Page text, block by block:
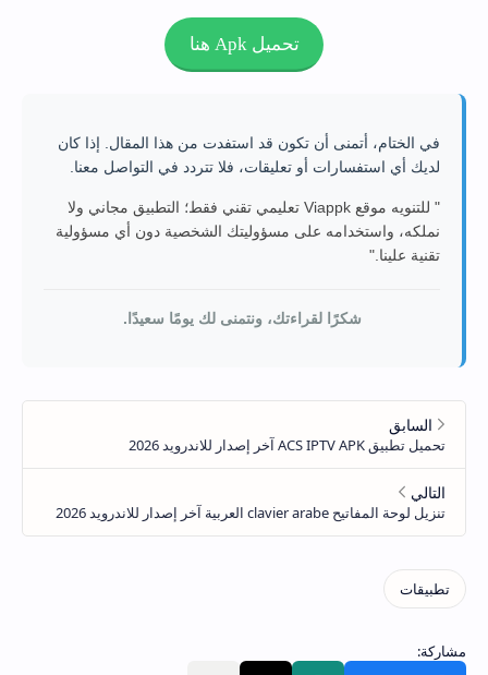
تحميل Apk هنا
في الختام، أتمنى أن تكون قد استفدت من هذا المقال. إذا كان
لديك أي استفسارات أو تعليقات، فلا تتردد في التواصل معنا.
" للتنويه موقع Viappk تعليمي تقني فقط؛ التطبيق مجاني ولا
نملكه، واستخدامه على مسؤوليتك الشخصية دون أي مسؤولية
تقنية علينا."
شكرًا لقراءتك، ونتمنى لك يومًا سعيدًا.